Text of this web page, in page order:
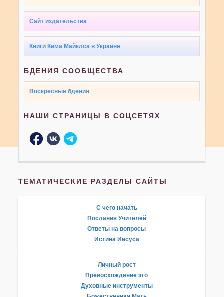
Сайт издательства
Книги Кима Майклса в Украине
БДЕНИЯ СООБЩЕСТВА
Воскресные бдения
НАШИ СТРАНИЦЫ В СОЦСЕТЯХ
ТЕМАТИЧЕСКИЕ РАЗДЕЛЫ САЙТЫ
С чего начать
Послания Учителей
Ответы на вопросы
Истина Иисуса
Личный рост
Превосхождение эго
Духовные инструменты